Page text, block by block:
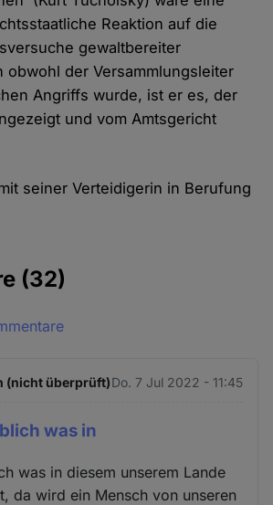
Reaktion auf die
gewaltbereiter
obwohl der Versammlungsleiter
Angriffs wurde, ist er es, der
und vom Amtsgericht
seiner Verteidigerin in Berufung
(32)
(nicht überprüft)Do. 7 Jul 2022 - 11:45
was in
was in diesem unserem Lande
da wird ein Mensch von unseren